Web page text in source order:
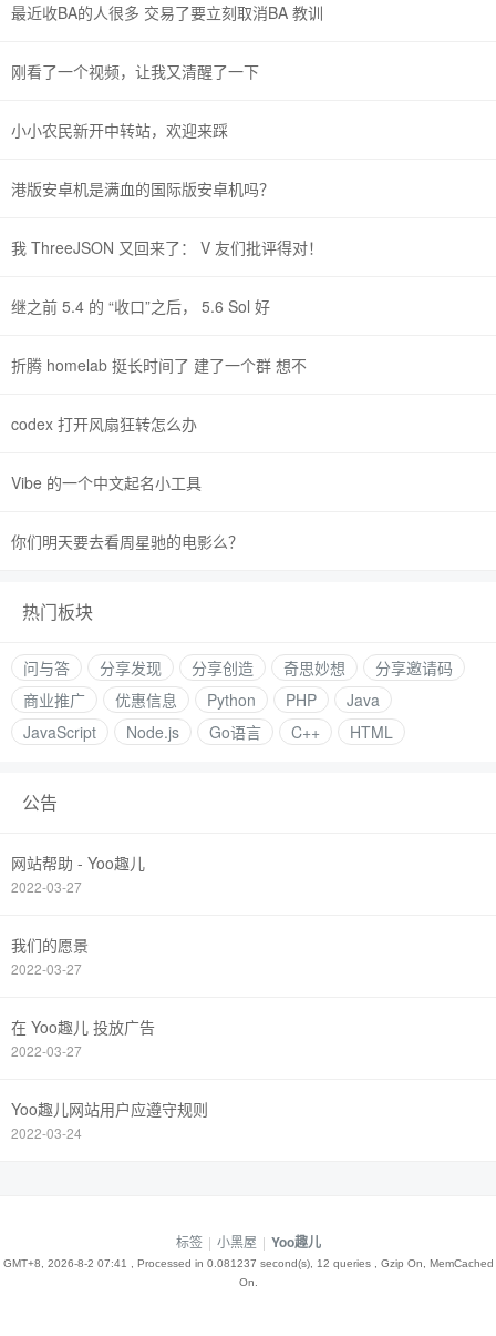
最近收BA的人很多 交易了要立刻取消BA 教训
刚看了一个视频，让我又清醒了一下
小小农民新开中转站，欢迎来踩
港版安卓机是满血的国际版安卓机吗？
我 ThreeJSON 又回来了： V 友们批评得对！
继之前 5.4 的 “收口”之后， 5.6 Sol 好
折腾 homelab 挺长时间了 建了一个群 想不
codex 打开风扇狂转怎么办
Vibe 的一个中文起名小工具
你们明天要去看周星驰的电影么？
热门板块
问与答 分享发现 分享创造 奇思妙想
分享邀请码
商业推广
优惠信息 Python PHP
Java
JavaScript
Node.js Go语言 C++ HTML
公告
网站帮助 - Yoo趣儿
2022-03-27
我们的愿景
2022-03-27
在 Yoo趣儿 投放广告
2022-03-27
Yoo趣儿网站用户应遵守规则
2022-03-24
标签 | 小黑屋 | Yoo趣儿
GMT+8, 2026-8-2 07:41
, Processed in 0.081237 second(s), 12 queries , Gzip On, MemCached
On.